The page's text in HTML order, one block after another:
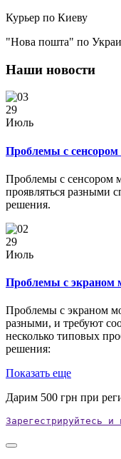
Курьер по Киеву
"Нова пошта" по
Наши новости
29
Июль
Проблемы с сенсором
Проблемы с сенсором
проявляться разными
решения.
29
Июль
Проблемы с экраном
Проблемы с экраном
разными, и требуют
несколько типовых
решения:
Показать еще
Дарим 500 грн при
Зарегестрируйтесь и